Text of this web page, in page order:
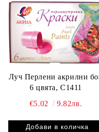
Луч Перлени акрилни
6 цвята, С1411
€5.02
9.82лв.